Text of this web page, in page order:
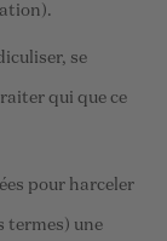
se
qui que ce
pour harceler
termes) une